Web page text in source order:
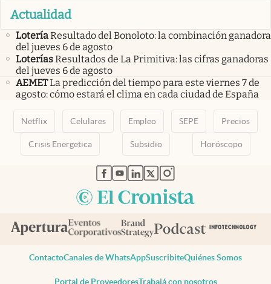
Actualidad
LoteríaResultado del Bonoloto: la combinación ganadora
del jueves 6 de agosto
LoteríasResultados de La Primitiva: las cifras ganadoras
del jueves 6 de agosto
AEMETLa predicción del tiempo para este viernes 7 de
agosto: cómo estará el clima en cada ciudad de España
Netflix Celulares Empleo SEPE Precios
Crisis Energetica Subsidio Horóscopo
abre en nueva pestaña
abre en nueva pestaña
abre en nueva pestaña
abre en nueva pestaña
abre en nueva pestaña
ContactoCanales de WhatsAppSuscribiteQuiénes Somos
Portal de ProveedoresTrabajá con nosotros